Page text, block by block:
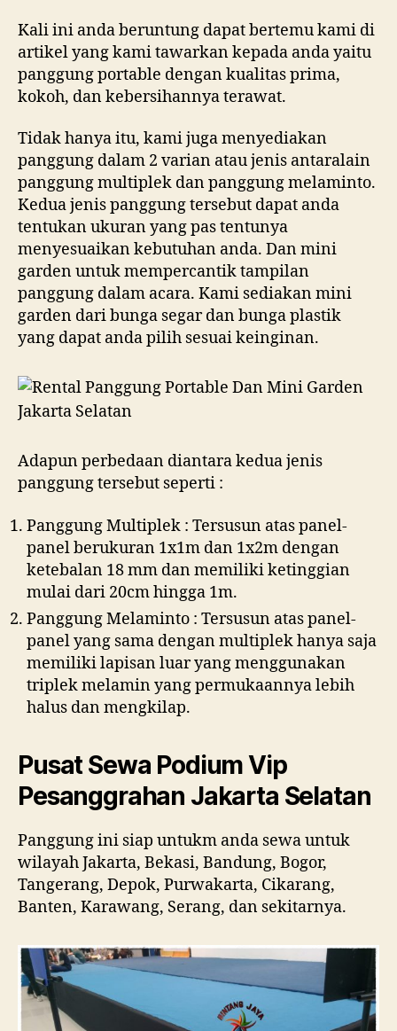
Kali ini anda beruntung dapat bertemu kami di
artikel yang kami tawarkan kepada anda yaitu
panggung portable dengan kualitas prima,
kokoh, dan kebersihannya terawat.
Tidak hanya itu, kami juga menyediakan
panggung dalam 2 varian atau jenis antaralain
panggung multiplek dan panggung melaminto.
Kedua jenis panggung tersebut dapat anda
tentukan ukuran yang pas tentunya
menyesuaikan kebutuhan anda. Dan mini
garden untuk mempercantik tampilan
panggung dalam acara. Kami sediakan mini
garden dari bunga segar dan bunga plastik
yang dapat anda pilih sesuai keinginan.
Adapun perbedaan diantara kedua jenis
panggung tersebut seperti :
Panggung Multiplek : Tersusun atas panel-
panel berukuran 1x1m dan 1x2m dengan
ketebalan 18 mm dan memiliki ketinggian
mulai dari 20cm hingga 1m.
Panggung Melaminto : Tersusun atas panel-
panel yang sama dengan multiplek hanya saja
memiliki lapisan luar yang menggunakan
triplek melamin yang permukaannya lebih
halus dan mengkilap.
Pusat Sewa Podium Vip
Pesanggrahan Jakarta Selatan
Panggung ini siap untukm anda sewa untuk
wilayah Jakarta, Bekasi, Bandung, Bogor,
Tangerang, Depok, Purwakarta, Cikarang,
Banten, Karawang, Serang, dan sekitarnya.